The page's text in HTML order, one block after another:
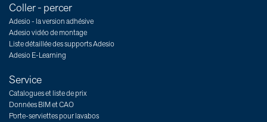
Coller - percer
Adesio - la version adhésive
Adesio vidéo de montage
Liste détaillée des supports Adesio
Adesio E-Learning
Service
Catalogues et liste de prix
Données BIM et CAO
Porte-serviettes pour lavabos